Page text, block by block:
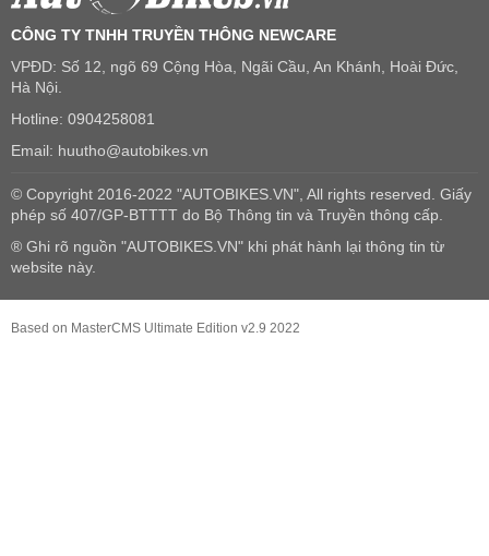
CÔNG TY TNHH TRUYỀN THÔNG NEWCARE
VPĐD: Số 12, ngõ 69 Cộng Hòa, Ngãi Cầu, An Khánh, Hoài Đức,
Hà Nội.
Hotline: 0904258081
Email: huutho@autobikes.vn
© Copyright 2016-2022 "AUTOBIKES.VN", All rights reserved. Giấy
phép số 407/GP-BTTTT do Bộ Thông tin và Truyền thông cấp.
® Ghi rõ nguồn "AUTOBIKES.VN" khi phát hành lại thông tin từ
website này.
Based on MasterCMS Ultimate Edition v2.9 2022